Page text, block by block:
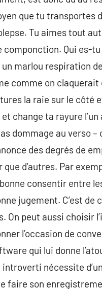
que tu transportes
Tu aimes tout
Qui es-
marlou respiration
comme on claquerait
la raie sur le côté
change ta rayure l’un
dommage au verso
des degrés de
d’autres. Par
consentir entre
jugement. C’est
On peut aussi choisir
l’occasion de
qui lui donne
nécessite
faire son